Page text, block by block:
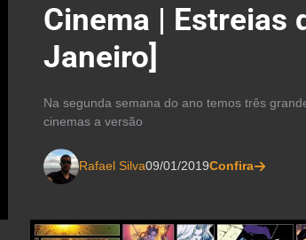
Cinema | Estreias
Janeiro]
Na segunda semana do ano temos três
cinemas a versão
Rafael Silva09/01/2019Confira